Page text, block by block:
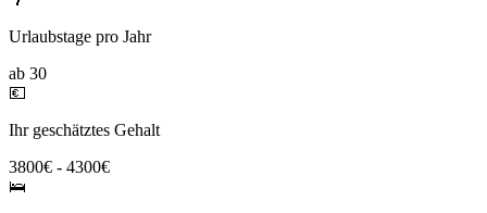
Urlaubstage pro Jahr
ab 30
💶
Ihr geschätztes Gehalt
3800€ - 4300€
🛌